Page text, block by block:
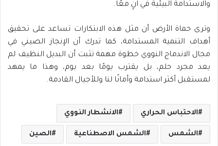
والاستدامة البيئية في آنٍ معًا.
وترى حماة الأرض أن مثل هذه الابتكارات تساعد على تحقيق
أهداف التنمية المستدامة، كما تدرك أن الإنجاز الصيني في
مجال الاندماج النووي خطوة مهمة تثبت أن البديل النظيف لم
يعد مجرد حلم، بل يقترب يومًا بعد يوم، وهذا ما يمهد
لمستقبل أكثر استدامة وأمانًا لنا وللأجيال القادمة.
الاحتباس الحراري الانشطار النووي
الشمس الشمس الاصطناعية الصين